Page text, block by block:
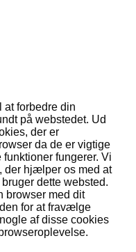
at forbedre din
på webstedet. Ud
der er
da de er vigtige
fungerer. Vi
der hjælper os med at
dette websted.
browser med dit
for at fravælge
af disse cookies